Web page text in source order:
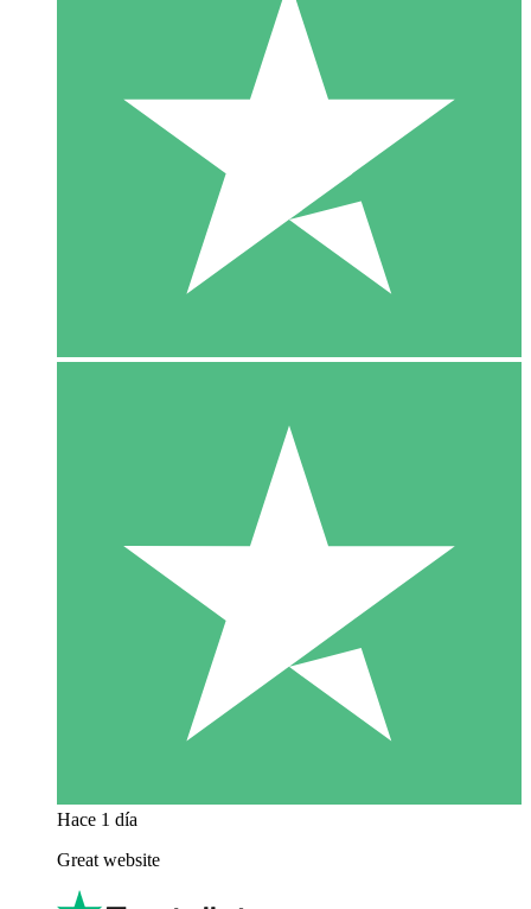
Hace 1 día
Great website